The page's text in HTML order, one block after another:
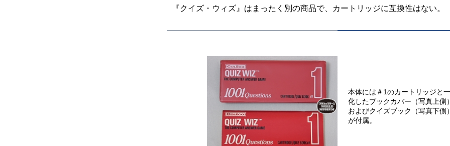
『クイズ・ウィズ』はまったく別の商品で、カートリッジに互換性はない。
本体には＃1のカートリッジと
化したブックカバー（写真上側
およびクイズブック（写真下側
が付属。